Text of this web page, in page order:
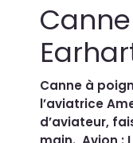
Canne à
l’aviatrice
d’aviateur,